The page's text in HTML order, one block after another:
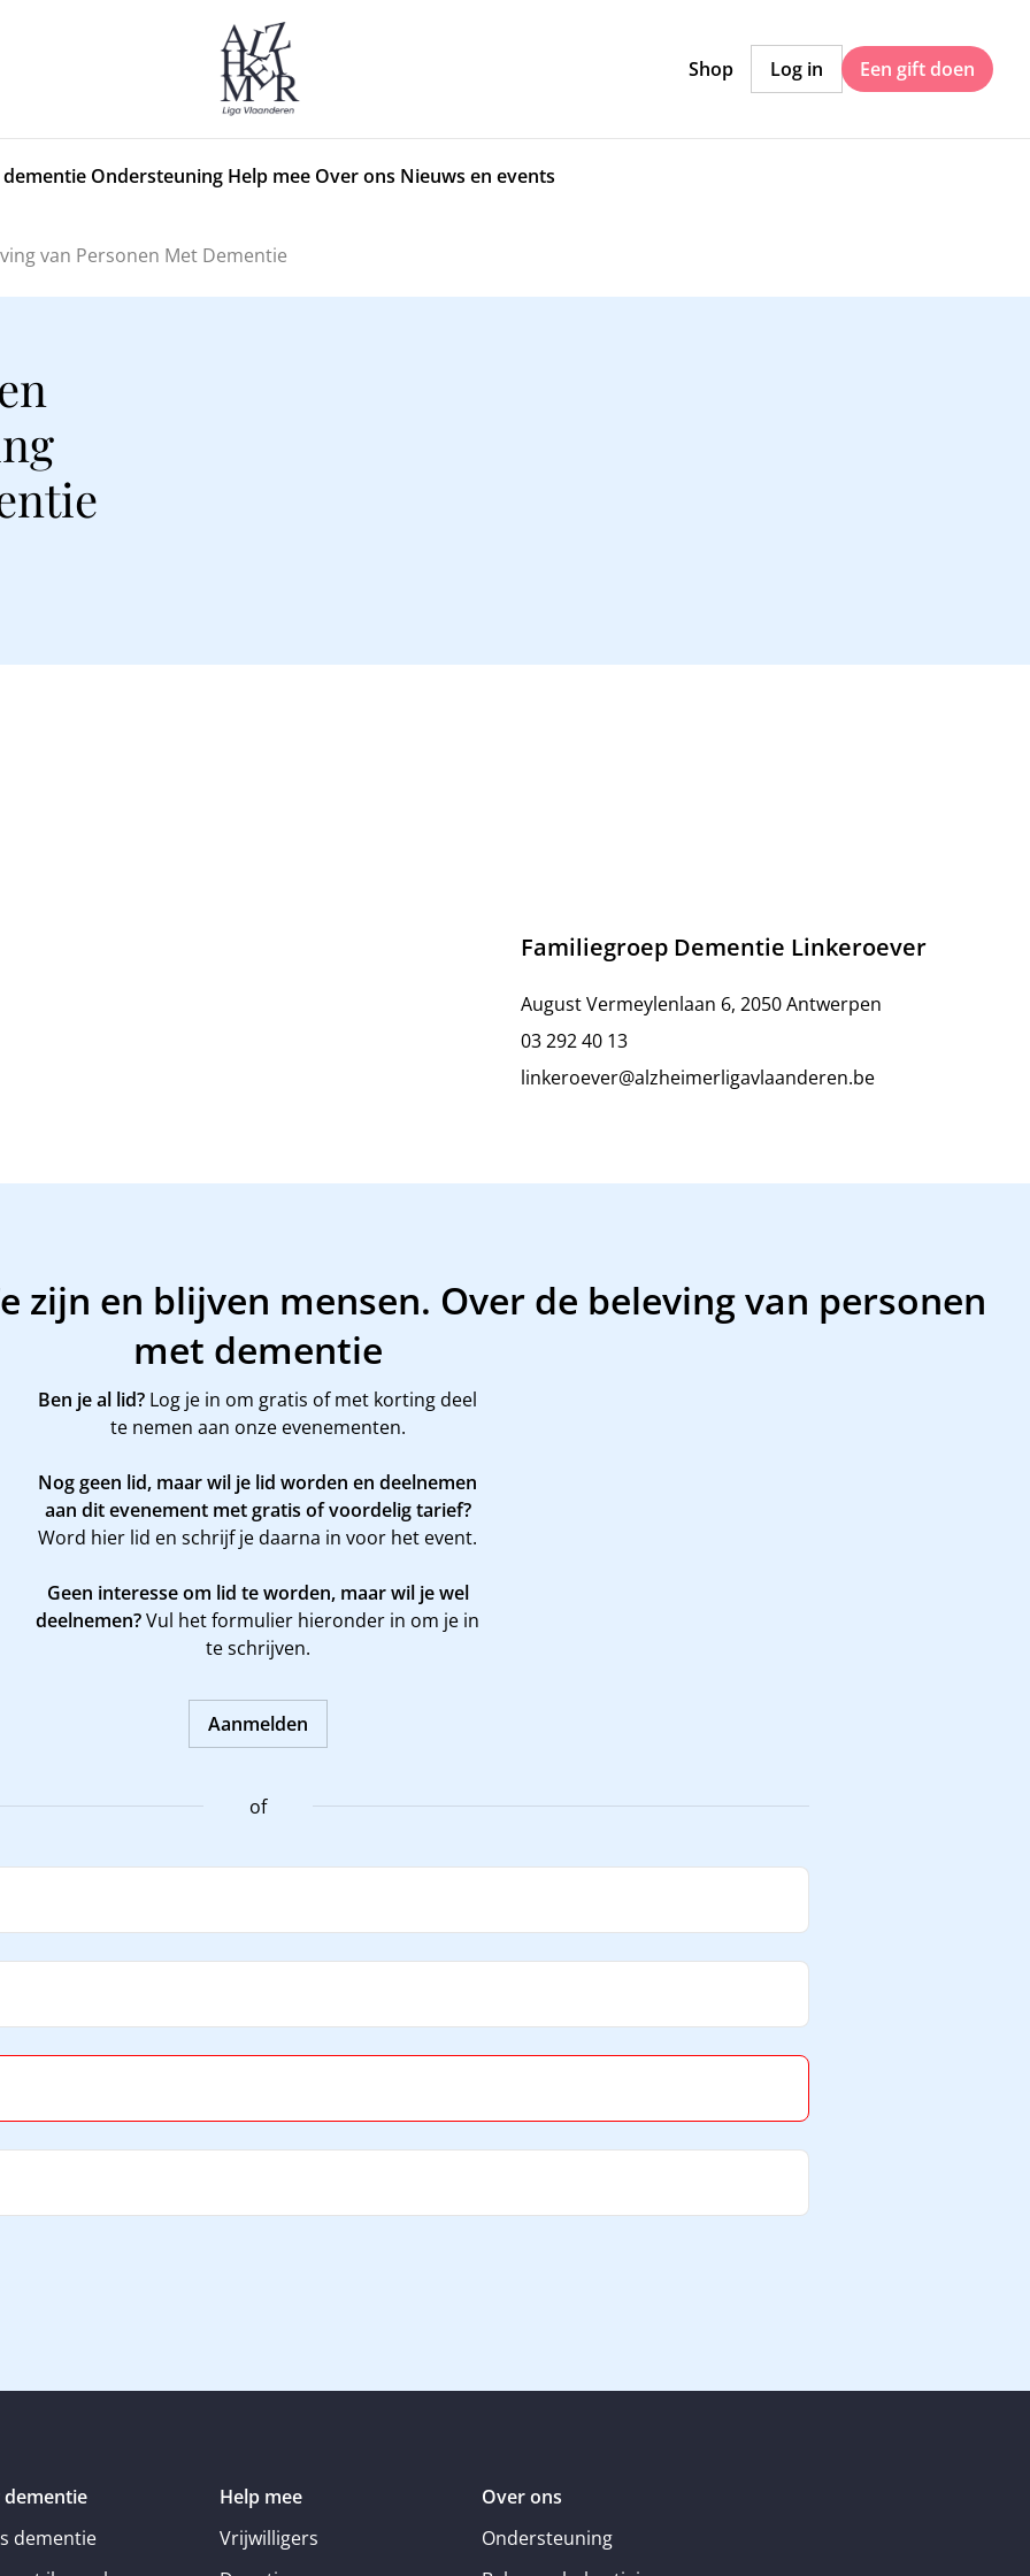
Shop Log in Een gift doen
Ondersteuning Help mee Over ons Nieuws en events
van Personen Met Dementie
Familiegroep Dementie Linkeroever
August Vermeylenlaan 6, 2050 Antwerpen
03 292 40 13
linkeroever@alzheimerligavlaanderen.be
zijn en blijven mensen. Over de beleving van personen
met dementie
Ben je al lid? Log je in om gratis of met korting deel
te nemen aan onze evenementen.
Nog geen lid, maar wil je lid worden en deelnemen
aan dit evenement met gratis of voordelig tarief?
Word hier lid en schrijf je daarna in voor het event.
Geen interesse om lid te worden, maar wil je wel
deelnemen?Vul het formulier hieronder in om je in
te schrijven.
Aanmelden
of
dementie
dementie
Help mee
Vrijwilligers
Over ons
Ondersteuning